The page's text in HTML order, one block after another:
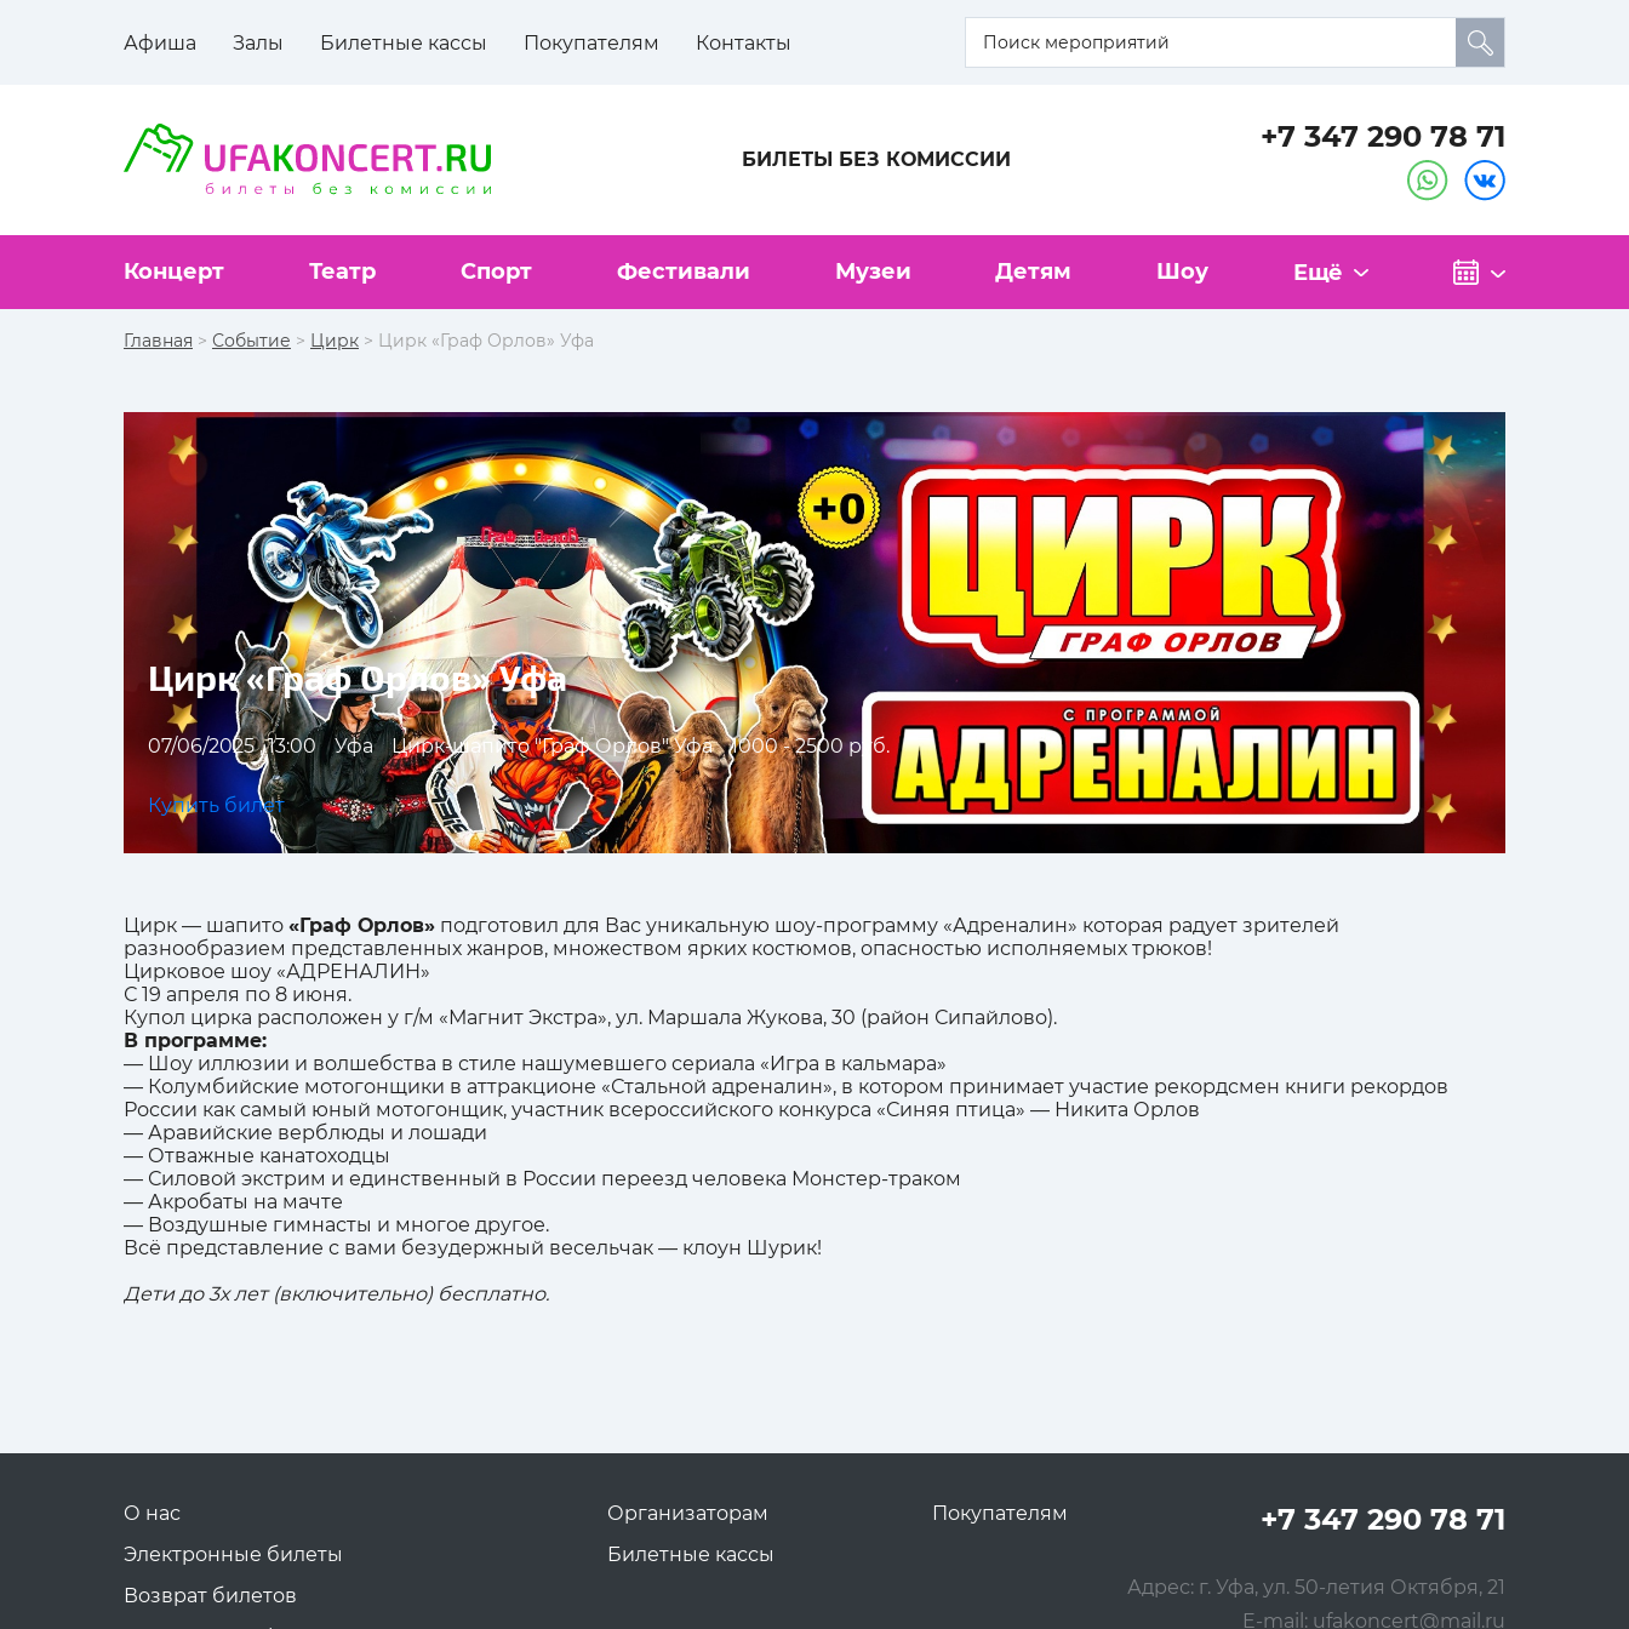
Афиша Залы Билетные кассы Покупателям Контакты
БИЛЕТЫ БЕЗ КОМИССИИ
+7 347 290 78 71
Концерт Театр Спорт Фестивали Музеи Детям Шоу Ещё
Главная > Событие > Цирк > Цирк «Граф Орлов» Уфа
Цирк «Граф Орлов» Уфа
07/06/2025 , 13:00 Уфа Цирк-шапито "Граф Орлов" Уфа 1000 - 2500 руб.
Купить билет
Цирк — шапито «Граф Орлов» подготовил для Вас уникальную шоу-программу «Адреналин» которая радует зрителей
разнообразием представленных жанров, множеством ярких костюмов, опасностью исполняемых трюков!
Цирковое шоу «АДРЕНАЛИН»
С 19 апреля по 8 июня.
Купол цирка расположен у г/м «Магнит Экстра», ул. Маршала Жукова, 30 (район Сипайлово).
В программе:
— Шоу иллюзии и волшебства в стиле нашумевшего сериала «Игра в кальмара»
— Колумбийские мотогонщики в аттракционе «Стальной адреналин», в котором принимает участие рекордсмен книги рекордов
России как самый юный мотогонщик, участник всероссийского конкурса «Синяя птица» — Никита Орлов
— Аравийские верблюды и лошади
— Отважные канатоходцы
— Силовой экстрим и единственный в России переезд человека Монстер-траком
— Акробаты на мачте
— Воздушные гимнасты и многое другое.
Всё представление с вами безудержный весельчак — клоун Шурик!
Дети до 3х лет (включительно) бесплатно.
О нас
Электронные билеты
Возврат билетов
Организаторам
Билетные кассы
Покупателям +7 347 290 78 71
Адрес: г. Уфа, ул. 50-летия Октября, 21
E-mail: ufakoncert@mail.ru